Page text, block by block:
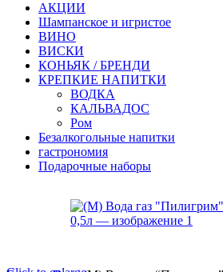
АКЦИИ
Шампанское и игристое
ВИНО
ВИСКИ
КОНЬЯК / БРЕНДИ
КРЕПКИЕ НАПИТКИ
ВОДКА
КАЛЬВАДОС
Ром
Безалкогольные напитки
гастрономия
Подарочные наборы